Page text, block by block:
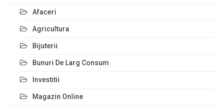
Afaceri
Agricultura
Bijuterii
Bunuri De Larg Consum
Investitii
Magazin Online